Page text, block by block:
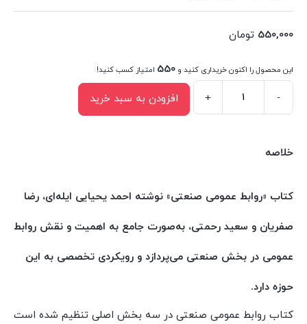
550,000 تومان
این محصول را اکنون خریداری کنید و 550 امتیاز کسب کنید!
عمومی
اثر
یحیایی
رضا
صفریان
-
+ افزودن به سبد خرید
خلاصه
کتاب «روابط عمومی صنعتی» نوشته احمد یحیایی ایله‌ای، رضا
صفریان و سعید رحمتی، به‌صورت جامع به اهمیت و نقش روابط
عمومی در بخش صنعتی می‌پردازد و رویکردی تخصصی به این
حوزه دارد.
کتاب روابط عمومی صنعتی در سه بخش اصلی تنظیم شده است